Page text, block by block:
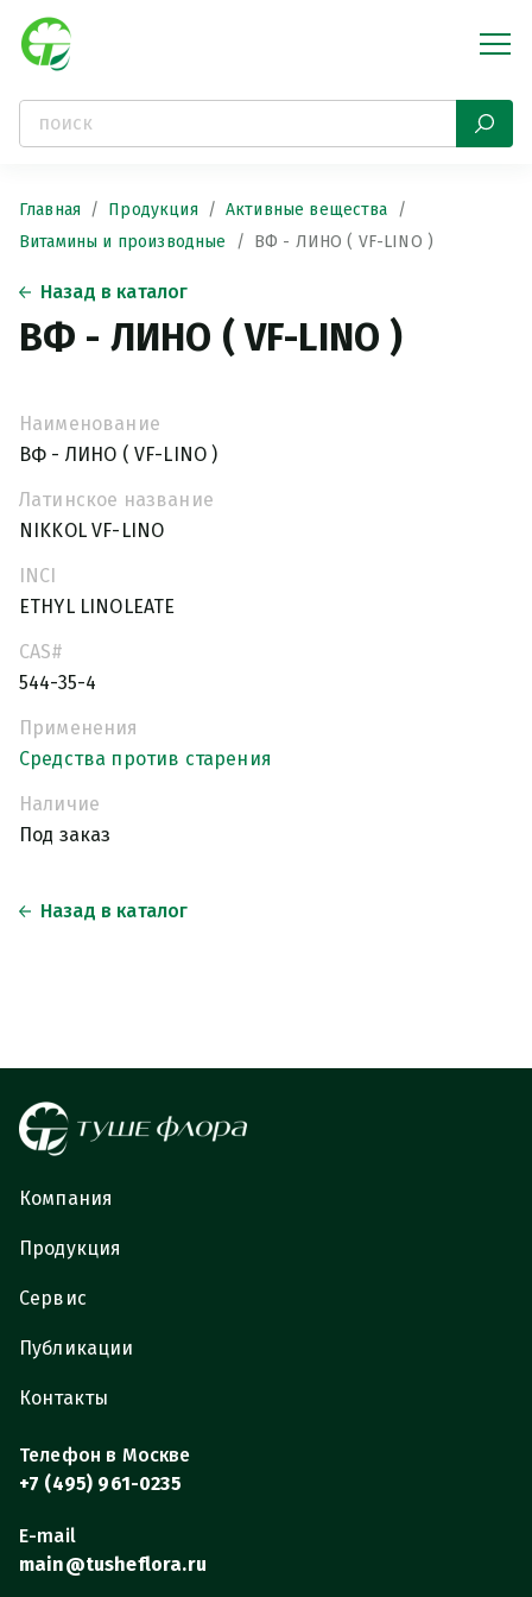
Главная Продукция
Активные вещества
Витамины и производные
ВФ - ЛИНО ( VF-LINO )
Назад в каталог
ВФ - ЛИНО ( VF-LINO )
Наименование
ВФ - ЛИНО ( VF-LINO )
Латинское название
NIKKOL VF-LINO
INCI
ETHYL LINOLEATE
CAS#
544-35-4
Применения
Средства против старения
Наличие
Под заказ
Назад в каталог
Компания
Продукция
Сервис
Публикации
Контакты
Телефон в Москве
+7 (495) 961-0235
E-mail
main@tusheflora.ru